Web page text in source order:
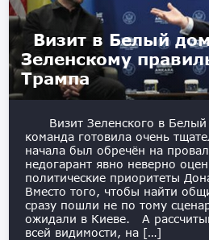
Визит в Белый
Зеленскому
Трампа
Визит Зеленского в
команда готовила очень
начала был обречён на
недогарант явно неверно
политические приоритеты
Вместо того, чтобы найти
сразу пошли не по тому
ожидали в Киеве. А
всей видимости, на […]